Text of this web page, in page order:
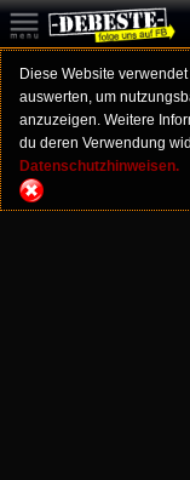
Diese Website
auswerten, um
anzuzeigen. Weitere
du deren Verwendung
Datenschutzhinweisen.